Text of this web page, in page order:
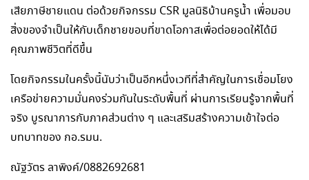
เสียภาษีชายแดน ต่อด้วยกิจกรรม CSR มูลนิธิบ้านครูน้ำ เพื่อมอบ
สิ่งของจำเป็นให้กับเด็กชายขอบที่ขาดโอกาสเพื่อต่อยอดให้ได้มี
คุณภาพชีวิตที่ดีขึ้น
โดยกิจกรรมในครั้งนี้นับว่าเป็นอีกหนึ่งเวทีที่สำคัญในการเชื่อมโยง
เครือข่ายความมั่นคงร่วมกันในระดับพื้นที่ ผ่านการเรียนรู้จากพื้นที่
จริง บูรณาการกับภาคส่วนต่าง ๆ และเสริมสร้างความเข้าใจต่อ
บทบาทของ กอ.รมน.
ณัฐวัตร ลาพิงค์/0882692681